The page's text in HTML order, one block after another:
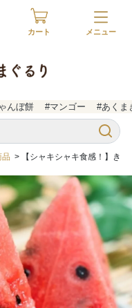
カート
んぼ餅 #マンゴー #あくま
> 【シャキシャキ食感！】き